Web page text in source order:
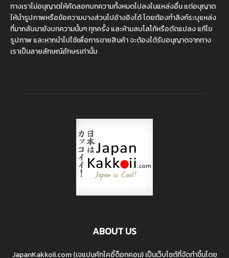
ทางเราไม่อนุญาตให้คัดลอกบทความทั้งหมดไปลงในแหล่งอื่น แต่อนุญาต
ให้นำรูปภาพหรือข้อความบางส่วนไปอ้างอิงได้ โดยต้องทำลิงก์ระบุแหล่ง
ที่มากลับมายังบทความนั้นๆ ทุกครั้ง และห้ามลบโลโก้หรือดัดแปลง แก้ไข
รูปภาพ และหากนำไปใช้เพื่อการขายสินค้า จะต้องได้รับอนุญาตจากทาง
เราเป็นลายลักษณ์อักษรเท่านั้น
ABOUT US
JapanKakkoii.com (เจแปนคักโคอี้ด็อทคอม) เป็นเว็บไซต์ที่จัดทำขึ้นโดย